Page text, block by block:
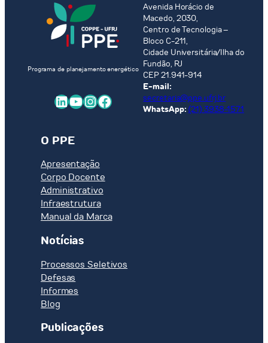
Programa de planejamento energético
LinkedIn Youtube InstagramFacebook
Avenida Horácio de
Macedo, 2030,
Centro de Tecnologia –
Bloco C-211,
Cidade Universitária/Ilha do
Fundão, RJ
CEP 21.941-914
E-mail:
secretaria@ppe.ufrj.br
WhatsApp: (21) 3938-1571
O PPE
Apresentação
Corpo Docente
Administrativo
Infraestrutura
Manual da Marca
Notícias
Processos Seletivos
Defesas
Informes
Blog
Publicações